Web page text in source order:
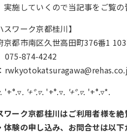
実施していくので当記事をご覧
スワーク京都桂川】
京都市南区久世高田町376番1
075-874-4242
：
. '+°.▿. '+°.▿. '+°.▿. '+°.▿. '+°.▿*.
ワーク京都桂川はご利用者様を絶
体験の申し込み、お問合せは以下